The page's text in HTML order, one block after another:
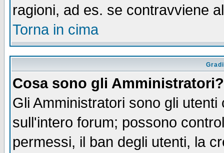
ragioni, ad es. se contravviene
Torna in cima
Cosa sono gli Amministratori?
Gli Amministratori sono gli
sull'intero forum; possono
permessi, il ban degli utenti, la